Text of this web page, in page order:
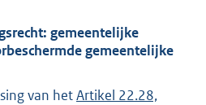
gemeentelijke
gemeentelijke
van hetArtikel 22.28,